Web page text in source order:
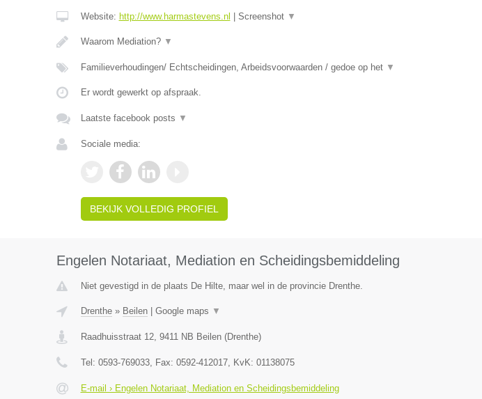
Website: http://www.harmastevens.nl Screenshot ▼
Waarom Mediation? ▼
Familieverhoudingen/ Echtscheidingen, Arbeidsvoorwaarden / gedoe op het ▼
Er wordt gewerkt op afspraak.
Laatste facebook posts ▼
Sociale media:
BEKIJK VOLLEDIG PROFIEL
Engelen Notariaat, Mediation en Scheidingsbemiddeling
Niet gevestigd in de plaats De Hilte, maar wel in de provincie Drenthe.
Drenthe» Beilen| Google maps ▼
Raadhuisstraat 12, 9411 NB Beilen(Drenthe)
Tel: 0593-769033, Fax: 0592-412017, KvK: 01138075
E-mail › Engelen Notariaat, Mediation en Scheidingsbemiddeling